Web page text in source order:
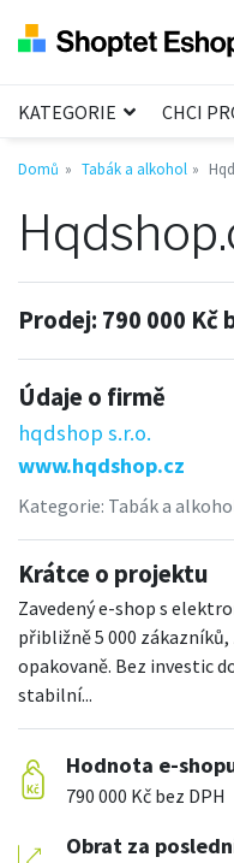
KATEGORIE CHCI
Domů Tabák a alkohol
Prodej: 790 000 Kč
Údaje o firmě
hqdshop s.r.o.
www.hqdshop.cz
Kategorie: Tabák a
Krátce o projektu
Zavedený e-shop s
přibližně 5 000
opakovaně. Bez investic
stabilní...
Hodnota e-
790 000 Kč bez DPH
Obrat za